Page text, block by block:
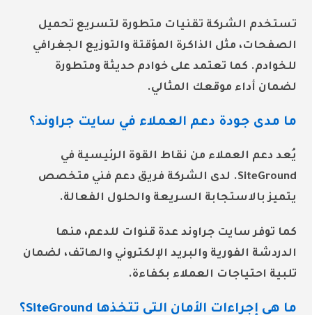
تستخدم الشركة تقنيات متطورة لتسريع تحميل
الصفحات، مثل الذاكرة المؤقتة والتوزيع الجغرافي
للخوادم. كما تعتمد على خوادم حديثة ومتطورة
لضمان أداء موقعك المثالي.
ما مدى جودة دعم العملاء في سايت جراوند؟
يُعد دعم العملاء من نقاط القوة الرئيسية في
SiteGround. لدى الشركة فريق دعم فني متخصص
يتميز بالاستجابة السريعة والحلول الفعالة.
كما توفر سايت جراوند عدة قنوات للدعم، منها
الدردشة الفورية والبريد الإلكتروني والهاتف، لضمان
تلبية احتياجات العملاء بكفاءة.
ما هي إجراءات الأمان التي تتخذها SiteGround؟